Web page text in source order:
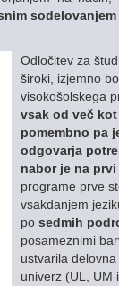
Odločitev za
široki, izjemno
visokošolskega
vsak od več
pomembno pa
odgovarja
nabor je na
programe prve
vsakdanjem
po sedmih
posameznimi
ustvarila
univerz (UL, UM